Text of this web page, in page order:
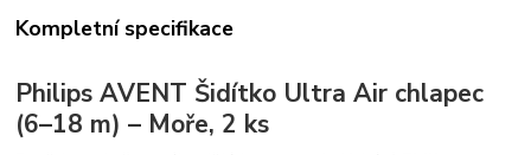
Kompletní specifikace
Philips AVENT Šidítko Ultra Air chlapec
(6–18 m) – Moře, 2 ks